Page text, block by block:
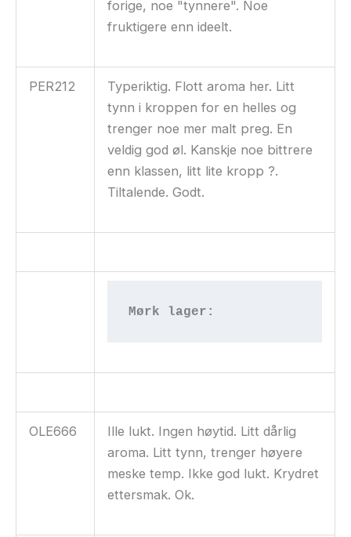
forige, noe "tynnere". Noe
fruktigere enn ideelt.
PER212
Typeriktig. Flott aroma her. Litt
tynn i kroppen for en helles og
trenger noe mer malt preg. En
veldig god øl. Kanskje noe bittrere
enn klassen, litt lite kropp ?.
Tiltalende. Godt.
Mørk lager:
OLE666
Ille lukt. Ingen høytid. Litt dårlig
aroma. Litt tynn, trenger høyere
meske temp. Ikke god lukt. Krydret
ettersmak. Ok.